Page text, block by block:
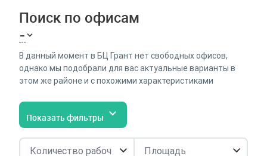
Поиск по офисам
-
В данный момент в БЦ Грант нет свободных офисов,
однако мы подобрали для вас актуальные варианты в
этом же районе и с похожими характеристиками
Показать фильтры